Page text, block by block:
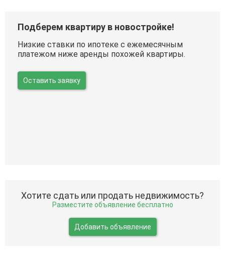
Подберем квартиру в новостройке!
Низкие ставки по ипотеке с ежемесячным
платежом ниже аренды похожей квартиры.
Оставить заявку
Хотите сдать или продать недвижимость?
Разместите объявление бесплатно
Добавить объявление